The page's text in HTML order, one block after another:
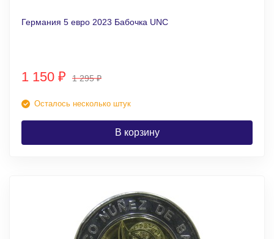
Германия 5 евро 2023 Бабочка UNC
1 150 ₽ 1 295₽
Осталось несколько штук
В корзину